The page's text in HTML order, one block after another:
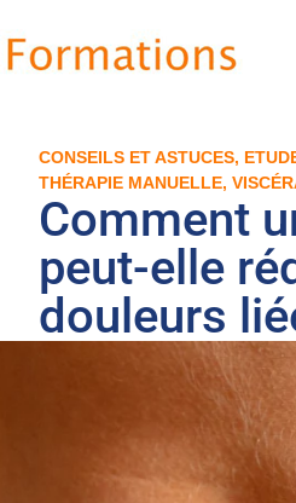
CONSEILS ET ASTUCES,
THÉRAPIE MANUELLE,
Comment
peut-elle
douleurs